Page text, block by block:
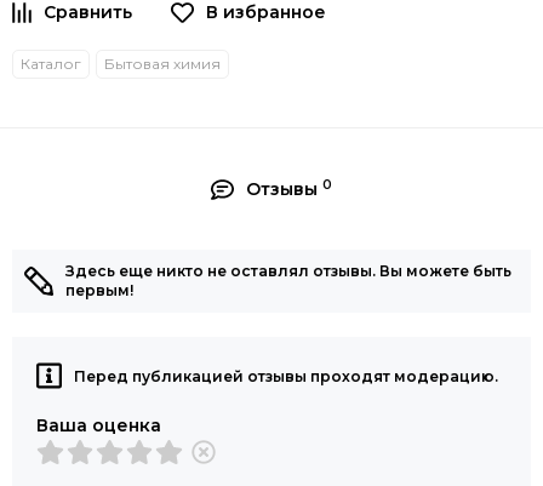
В избранное
Каталог Бытовая химия
Отзывы 0
Здесь еще никто не оставлял отзывы. Вы можете быть
первым!
Перед публикацией отзывы проходят модерацию.
Ваша оценка